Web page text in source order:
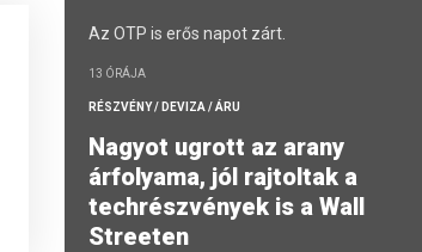
Az OTP is erős napot zárt.
13 ÓRÁJA
RÉSZVÉNY / DEVIZA / ÁRU
Nagyot ugrott az arany
árfolyama, jól rajtoltak a
techrészvények is a Wall
Streeten